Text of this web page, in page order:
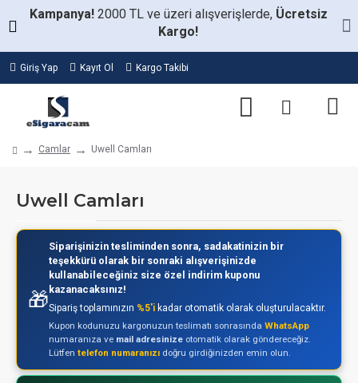
Kampanya! 2000 TL ve üzeri alışverişlerde, Ücretsiz
Kargo!
Giriş Yap Kayıt Ol Kargo Takibi
Camlar Uwell Camları
Uwell Camları
🎁
Siparişinizin tesliminden sonra, sadakatinizin bir
teşekkürü olarak bir sonraki alışverişinizde
kullanabileceğiniz size özel indirim kuponu
kazanacaksınız!
Sipariş toplamınızın %5'i kadar otomatik olarak oluşturulacaktır.
Kupon kodunuzu kargonuzun teslimatı sonrasında WhatsApp
numaranıza ve mail adresinize otomatik olarak göndereceğiz.
Lütfen telefon numaranızı doğru girdiğinizden emin olun.